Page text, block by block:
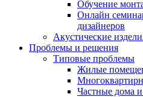
Обучение
Онлайн
дизайнеров
Акустические
Проблемы и решения
Типовые проблемы
Жилые
Частные дома